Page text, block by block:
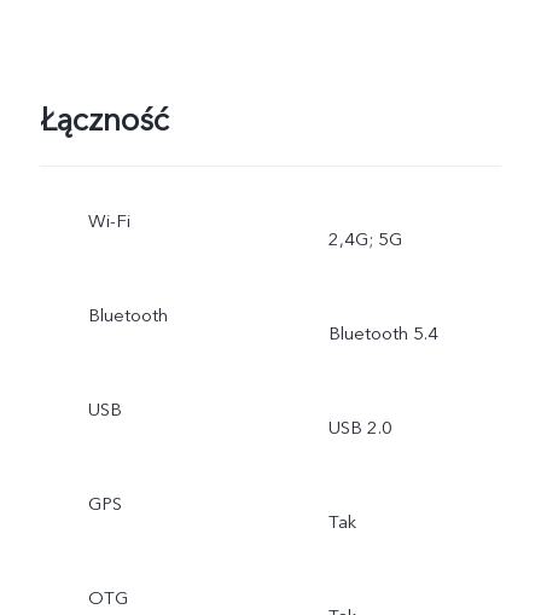
Łączność
Wi-Fi
2,4G; 5G
Bluetooth
Bluetooth 5.4
USB
USB 2.0
GPS
Tak
OTG